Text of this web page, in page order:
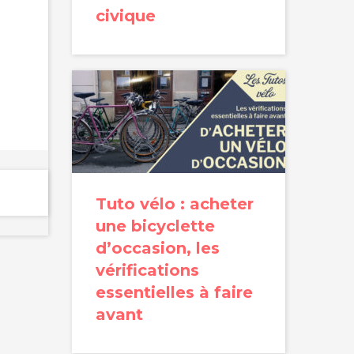
civique
Tuto vélo : acheter
une bicyclette
d’occasion, les
vérifications
essentielles à faire
avant